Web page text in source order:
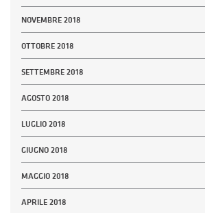
NOVEMBRE 2018
OTTOBRE 2018
SETTEMBRE 2018
AGOSTO 2018
LUGLIO 2018
GIUGNO 2018
MAGGIO 2018
APRILE 2018